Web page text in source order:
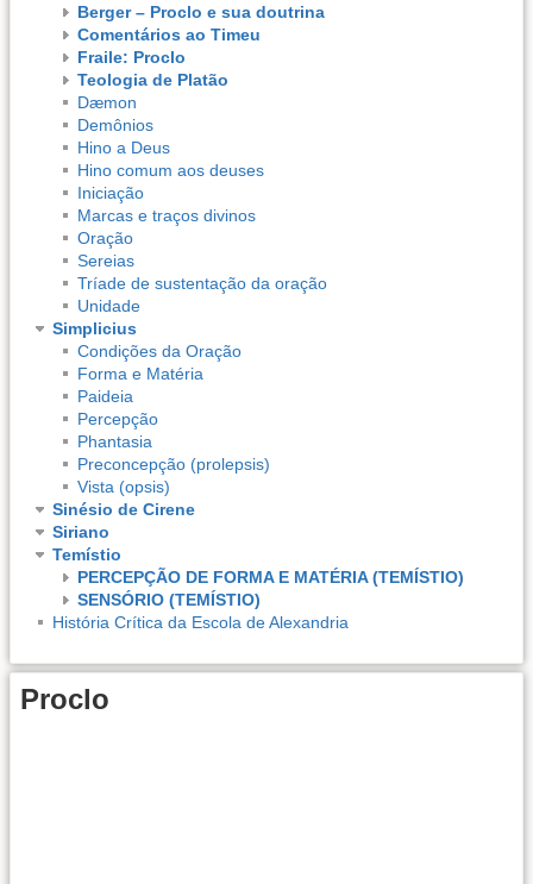
Berger – Proclo e sua doutrina
Comentários ao Timeu
Fraile: Proclo
Teologia de Platão
Dæmon
Demônios
Hino a Deus
Hino comum aos deuses
Iniciação
Marcas e traços divinos
Oração
Sereias
Tríade de sustentação da oração
Unidade
Simplicius
Condições da Oração
Forma e Matéria
Paideia
Percepção
Phantasia
Preconcepção (prolepsis)
Vista (opsis)
Sinésio de Cirene
Siriano
Temístio
PERCEPÇÃO DE FORMA E MATÉRIA (TEMÍSTIO)
SENSÓRIO (TEMÍSTIO)
História Crítica da Escola de Alexandria
Proclo